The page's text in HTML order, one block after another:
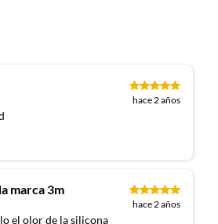
hace 2 años
marca 3m
hace 2 años
el olor de la silicona